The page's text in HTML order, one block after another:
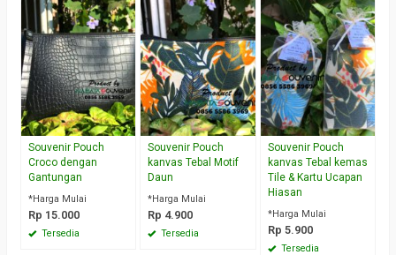
Souvenir Pouch
Croco dengan
Gantungan
*Harga Mulai
Rp 15.000
Tersedia
Souvenir Pouch
kanvas Tebal Motif
Daun
*Harga Mulai
Rp 4.900
Tersedia
Souvenir Pouch
kanvas Tebal kemas
Tile & Kartu Ucapan
Hiasan
*Harga Mulai
Rp 5.900
Tersedia